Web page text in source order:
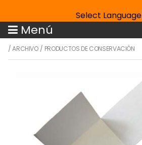
Select Language
Menú
/ARCHIVO/ PRODUCTOS DE CONSERVACIÓN